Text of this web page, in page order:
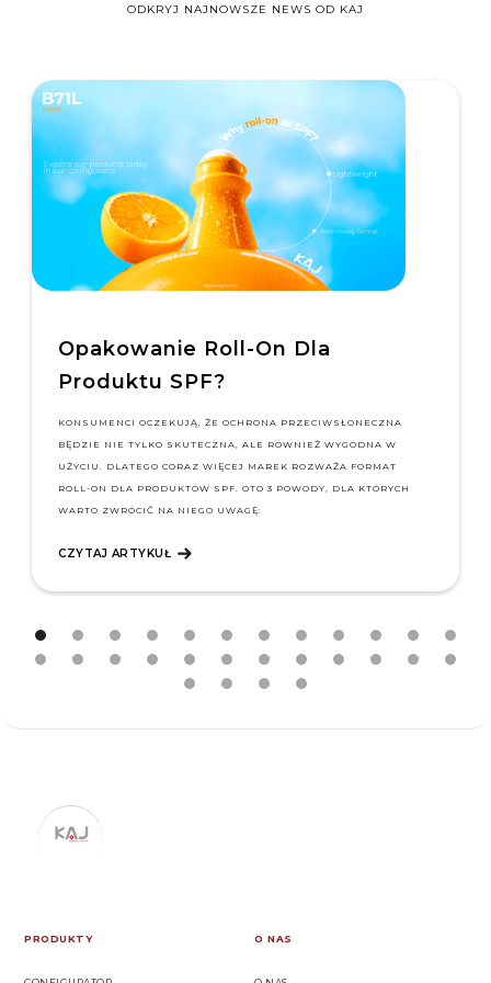
ODKRYJ NAJNOWSZE NEWS OD KAJ
WYGODNA W
ROZWAŻA FORMAT
DLA KTÓRYCH
PCI Days Jest Za Nami!
TWOJE OPAKOWANIE NADAJE SIĘ DO
ZOSTAŁO ZAPROJEKTOWANE Z MYŚLĄ O
WYMAGANIA PPWR TO COŚ WIĘCEJ NIŻ WYBÓR
MATERIAŁU. PRAWDZIWE WYZWANIE
WCZEŚNIEJ — JUŻ NA ETAPIE
PRODUKTY O NAS